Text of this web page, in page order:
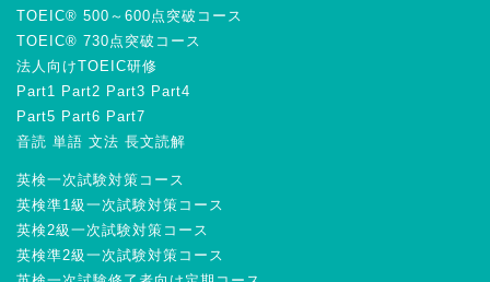
TOEIC® 500～600点突破コース
TOEIC® 730点突破コース
法人向けTOEIC研修
Part1 Part2 Part3 Part4
Part5 Part6 Part7
音読 単語 文法 長文読解
英検一次試験対策コース
英検準1級一次試験対策コース
英検2級一次試験対策コース
英検準2級一次試験対策コース